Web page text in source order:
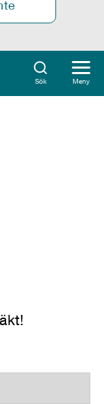
Sök Meny